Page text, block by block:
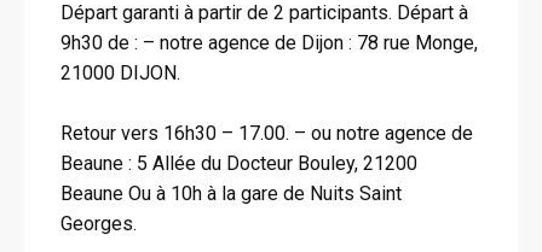
Départ garanti à partir de 2 participants. Départ à
9h30 de : – notre agence de Dijon : 78 rue Monge,
21000 DIJON.
Retour vers 16h30 – 17.00. – ou notre agence de
Beaune : 5 Allée du Docteur Bouley, 21200
Beaune Ou à 10h à la gare de Nuits Saint
Georges.